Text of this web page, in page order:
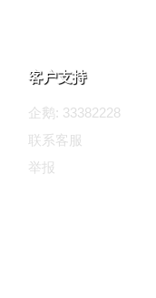
客户支持
企鹅: 33382228
联系客服
举报